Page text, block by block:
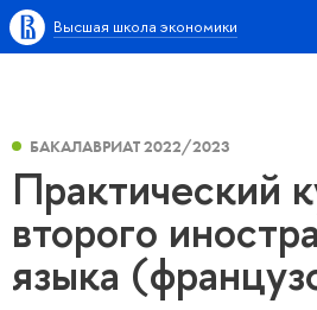
Высшая школа экономики
БАКАЛАВРИАТ 2022/2023
Практический
второго
языка